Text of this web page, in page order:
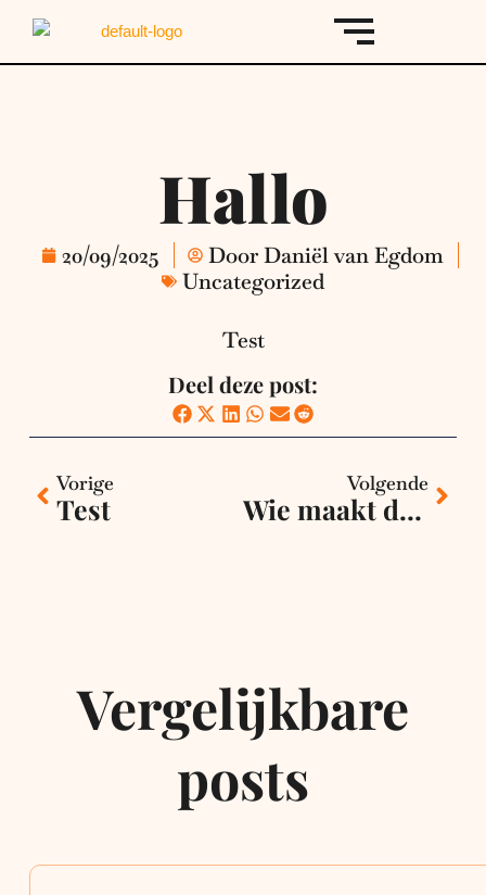
de
Hallo
20/09/2025 DoorDaniël van Egdom
Uncategorized
Test
Deel deze post:
Vorige
Vorige
Test
Volgende
Wie maakt de beste websites voor restaurants in Scheveningen?
Vergelijkbare
posts